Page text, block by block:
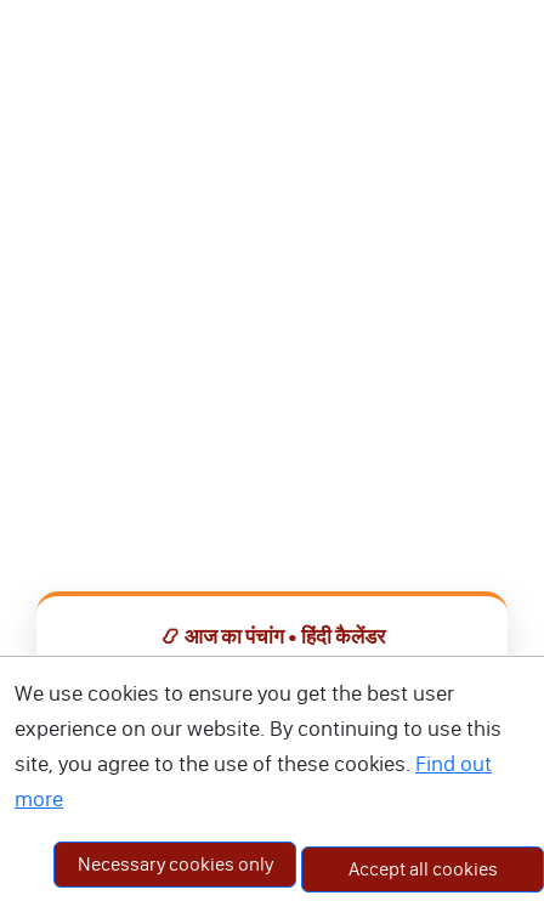
📿 आज का पंचांग • हिंदी कैलेंडर
📅 हिंदी कैलेंडर ऐप डाउनलोड करें
We use cookies to ensure you get the best user
experience on our website. By continuing to use this
site, you agree to the use of these cookies. Find out
more
Necessary cookies only Accept all cookies